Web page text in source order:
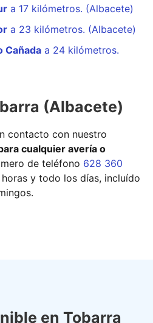
a 17 kilómetros. (Albacete)
a 23 kilómetros. (Albacete)
Cañada a 24 kilómetros.
(Albacete)
contacto con nuestro
cualquier avería o
de teléfono 628 360
y todo los días, incluído
en Tobarra